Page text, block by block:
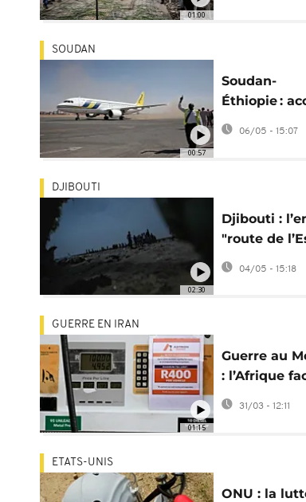
01:00
00:57
SOUDAN
Soudan-
Éthiopie :
mutuelles et
06/05 - 15:07
02:30
DJIBOUTI
Djibouti :
"route de
traversée la
meurtrière
04/05 - 15:18
01:15
GUERRE EN IRAN
Guerre au
: l’Afrique
énergétique
31/03 - 12:11
ETATS-UNIS
ONU : la